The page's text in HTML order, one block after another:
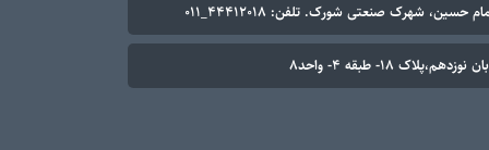
حسین، شهرک صنعتی شورک. تلفن: ۴۴۴۱۲۰۱۸_۰۱۱
۱۸- طبقه ۴- واحد۸